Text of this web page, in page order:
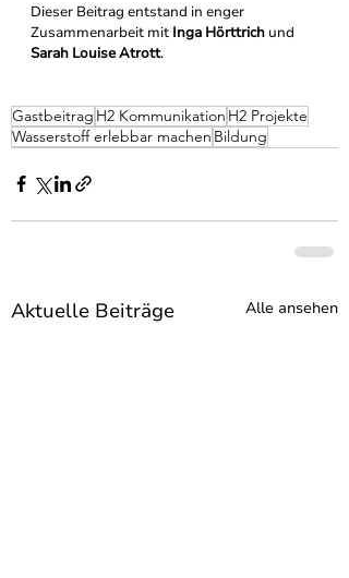
Dieser Beitrag entstand in enger
Zusammenarbeit mit Inga Hörttrich und
Sarah Louise Atrott.
Gastbeitrag H2 Kommunikation H2 Projekte
Wasserstoff erlebbar machen Bildung
Aktuelle Beiträge Alle ansehen